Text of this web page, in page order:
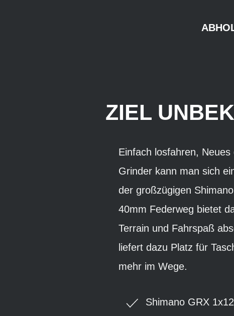
ZIEL
Einfach losfahren,
Grinder kann man sich
der großzügigen
40mm Federweg bietet
Terrain und Fahrspaß
liefert dazu Platz für
mehr im Wege.
Shimano GRX